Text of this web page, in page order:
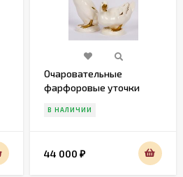
Очаровательные
фарфоровые уточки
В НАЛИЧИИ
44 000 ₽